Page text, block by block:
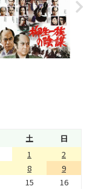
土
日
1
2
8
9
15
16